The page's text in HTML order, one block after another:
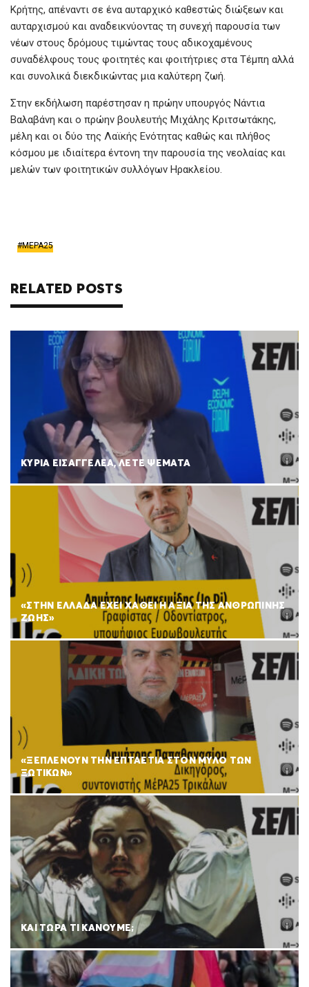
Κρήτης, απέναντι σε ένα αυταρχικό καθεστώς διώξεων και
αυταρχισμού και αναδεικνύοντας τη συνεχή παρουσία των
νέων στους δρόμους τιμώντας τους αδικοχαμένους
συναδέλφους τους φοιτητές και φοιτήτριες στα Τέμπη αλλά
και συνολικά διεκδικώντας μια καλύτερη ζωή.
Στην εκδήλωση παρέστησαν η πρώην υπουργός Νάντια
Βαλαβάνη και ο πρώην βουλευτής Μιχάλης Κριτσωτάκης,
μέλη και οι δύο της Λαϊκής Ενότητας καθώς και πλήθος
κόσμου με ιδιαίτερα έντονη την παρουσία της νεολαίας και
μελών των φοιτητικών συλλόγων Ηρακλείου.
ΜΕΡΑ25
RELATED POSTS
ΚΥΡΙΑ ΕΙΣΑΓΓΕΛΕΑ, ΛΕΤΕ ΨΕΜΑΤΑ
«ΣΤΗΝ ΕΛΛΑΔΑ ΕΧΕΙ ΧΑΘΕΙ Η ΑΞΙΑ ΤΗΣ ΑΝΘΡΩΠΙΝΗΣ
ΖΩΗΣ»
«ΞΕΠΛΕΝΟΥΝ ΤΗΝ ΕΠΤΑΕΤΙΑ ΣΤΟΝ ΜΥΛΟ ΤΩΝ
ΞΩΤΙΚΩΝ»
ΚΑΙ ΤΩΡΑ ΤΙ ΚΑΝΟΥΜΕ;